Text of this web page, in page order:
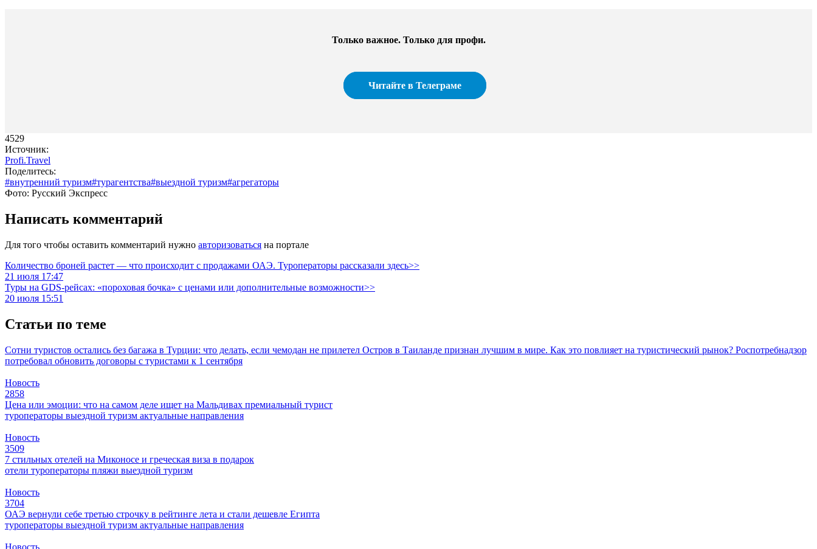
Только важное. Только для профи.​
Читайте в Телеграме
4529
Источник:
Profi.Travel
Поделитесь:
#внутренний туризм#турагентства#выездной туризм#агрегаторы
Фото: Русский Экспресс
Написать комментарий
Для того чтобы оставить комментарий нужно авторизоваться на портале
Количество броней растет — что происходит с продажами ОАЭ. Туроператоры рассказали здесь>>
21 июля 17:47
Туры на GDS-рейсах: «пороховая бочка» с ценами или дополнительные возможности>>
20 июля 15:51
Статьи по теме
Сотни туристов остались без багажа в Турции: что делать, если чемодан не прилетел Остров в Таиланде признан лучшим в мире. Как это повлияет на туристический рынок? Роспотребнадзор
потребовал обновить договоры с туристами к 1 сентября
Новость
2858
Цена или эмоции: что на самом деле ищет на Мальдивах премиальный турист
туроператоры выездной туризм актуальные направления
Новость
3509
7 стильных отелей на Миконосе и греческая виза в подарок
отели туроператоры пляжи выездной туризм
Новость
3704
ОАЭ вернули себе третью строчку в рейтинге лета и стали дешевле Египта
туроператоры выездной туризм актуальные направления
Новость